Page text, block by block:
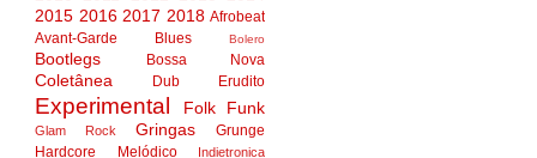
2015 2016 2017 2018 Afrobeat
Avant-Garde
Blues Bolero
Bootlegs Bossa Nova
Coletânea Dub Erudito
Experimental Folk Funk
Glam Rock Gringas
Grunge
Hardcore Melódico
Indietronica